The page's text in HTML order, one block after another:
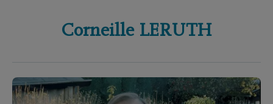
Corneille LERUTH